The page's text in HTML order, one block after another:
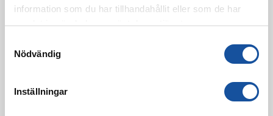
information som du har tillhandahållit eller som de har
samlat in när du har använt deras tjänster.
Nödvändig
Inställningar